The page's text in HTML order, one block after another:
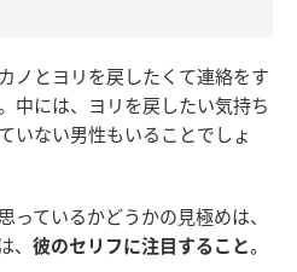
ノとヨリを戻したくて連絡をす
中には、ヨリを戻したい気持ち
いない男性もいることでしょ
ているかどうかの見極めは、
彼のセリフに注目すること。